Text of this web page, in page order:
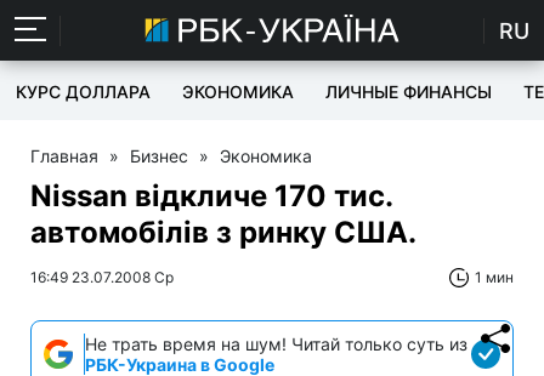
RU
КУРС ДОЛЛАРА ЭКОНОМИКА ЛИЧНЫЕ ФИНАНСЫ
Главная » Бизнес » Экономика
Nissan відкличе 170 тис.
автомобілів з ринку США.
16:49 23.07.2008 Ср 1 мин
Не трать время на шум! Читай только суть из
РБК-Украина в Google